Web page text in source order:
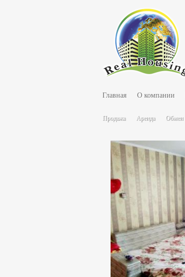
Главная О компании
Продажа Аренда Обмен